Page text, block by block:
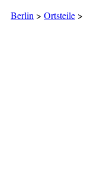
Berlin > Ortsteile >